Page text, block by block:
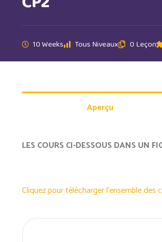
10 Weeks Tous Niveaux 0 Leçon
Aperçu
LES COURS CI-DESSOUS DANS UN
Cliquez pour télécharger l’ensemble